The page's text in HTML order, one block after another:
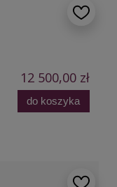
12 500,00 zł
do koszyka